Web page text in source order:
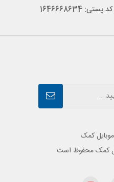
کمک
کمک محفوظ است